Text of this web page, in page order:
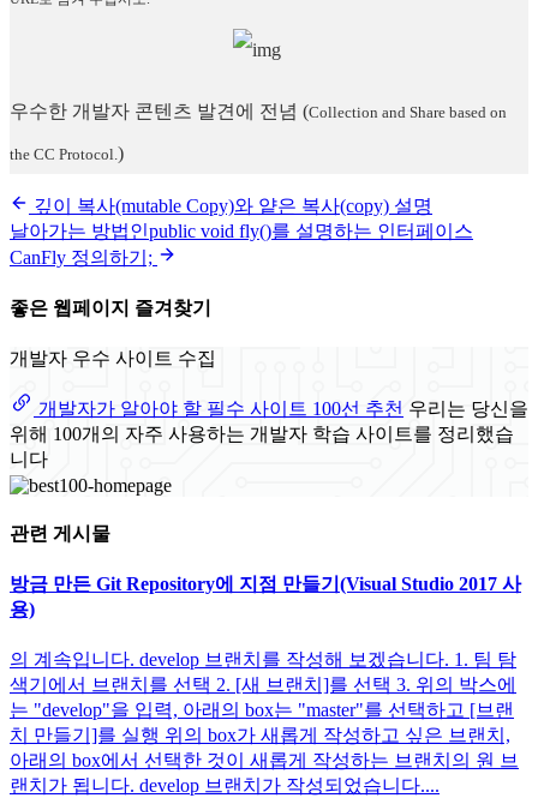
우수한 개발자 콘텐츠 발견에 전념 (Collection and Share based on
the CC Protocol. )
깊이 복사(mutable Copy)와 얕은 복사(copy) 설명
날아가는 방법인public void fly()를 설명하는 인터페이스
CanFly 정의하기;
좋은 웹페이지 즐겨찾기
개발자 우수 사이트 수집
개발자가 알아야 할 필수 사이트 100선 추천 우리는 당신을
위해 100개의 자주 사용하는 개발자 학습 사이트를 정리했습
니다
관련 게시물
방금 만든 Git Repository에 지점 만들기(Visual Studio 2017 사
용)
의 계속입니다. develop 브랜치를 작성해 보겠습니다. 1. 팀 탐
색기에서 브랜치를 선택 2. [새 브랜치]를 선택 3. 위의 박스에
는 "develop"을 입력, 아래의 box는 "master"를 선택하고 [브랜
치 만들기]를 실행 위의 box가 새롭게 작성하고 싶은 브랜치,
아래의 box에서 선택한 것이 새롭게 작성하는 브랜치의 원 브
랜치가 됩니다. develop 브랜치가 작성되었습니다....